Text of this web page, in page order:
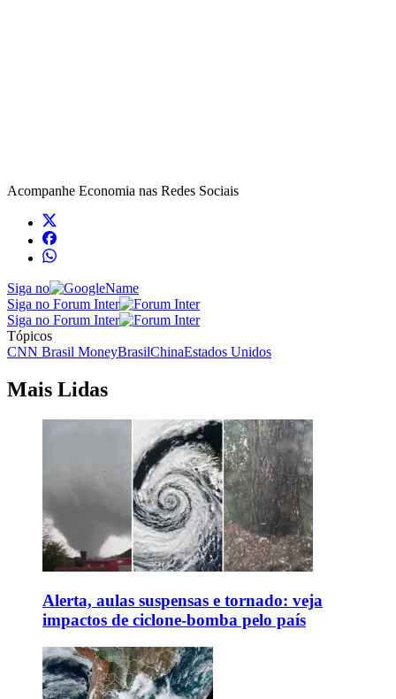
Acompanhe Economia nas Redes Sociais
Siga no
Siga no Forum Inter
Siga no Forum Inter
Tópicos
CNN Brasil MoneyBrasilChinaEstados Unidos
Mais Lidas
Alerta, aulas suspensas e tornado: veja
impactos de ciclone-bomba pelo país